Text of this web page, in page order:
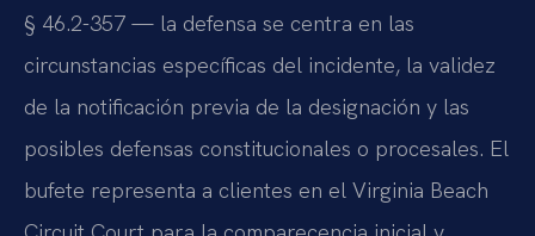
§ 46.2-357 — la defensa se centra en las
circunstancias específicas del incidente, la validez
de la notificación previa de la designación y las
posibles defensas constitucionales o procesales. El
bufete representa a clientes en el Virginia Beach